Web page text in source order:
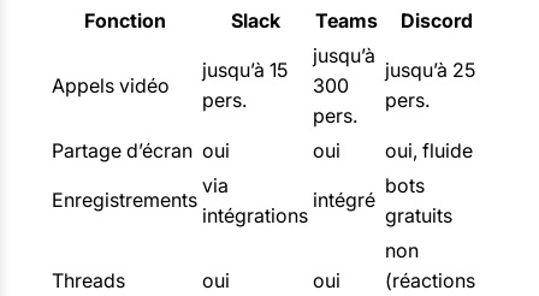
Fonction Slack Teams Discord
Appels vidéo
jusqu’à 15
pers.
jusqu’à
300
pers.
jusqu’à 25
pers.
Partage d’écran oui oui oui, fluide
Enregistrements
via
intégrations
intégré
bots
gratuits
Threads oui oui
non
(réactions